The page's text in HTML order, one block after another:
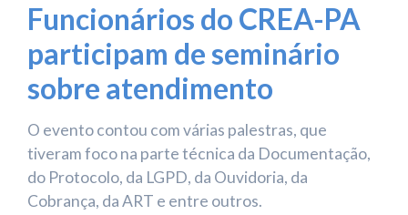
Funcionários do CREA-PA
participam de seminário
sobre atendimento
O evento contou com várias palestras, que
tiveram foco na parte técnica da Documentação,
do Protocolo, da LGPD, da Ouvidoria, da
Cobrança, da ART e entre outros.